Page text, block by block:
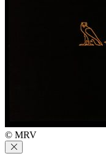
© MRV